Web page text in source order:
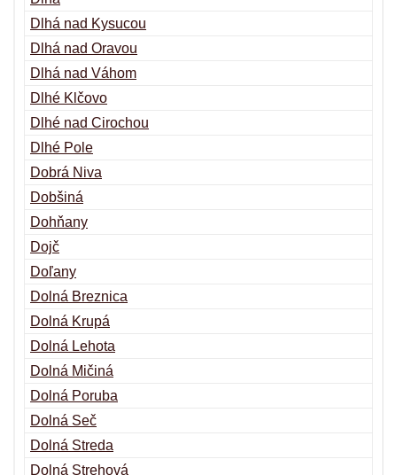
Dlhá nad Kysucou
Dlhá nad Oravou
Dlhá nad Váhom
Dlhé Klčovo
Dlhé nad Cirochou
Dlhé Pole
Dobrá Niva
Dobšiná
Dohňany
Dojč
Doľany
Dolná Breznica
Dolná Krupá
Dolná Lehota
Dolná Mičiná
Dolná Poruba
Dolná Seč
Dolná Streda
Dolná Strehová